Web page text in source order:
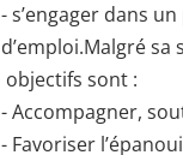
- s’engager dans
d’emploi.Malgré sa
objectifs sont :
- Accompagner,
- Favoriser